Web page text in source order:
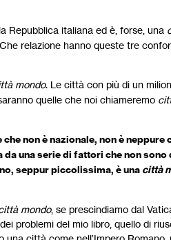
Repubblica italiana ed è, forse, una
relazione hanno queste tre
mondo. Le città con più di un
quelle che noi chiameremo
non è nazionale, non è neppure
una serie di fattori che non
seppur piccolissima, è una città
mondo, se prescindiamo dal
problemi del mio libro, quello di